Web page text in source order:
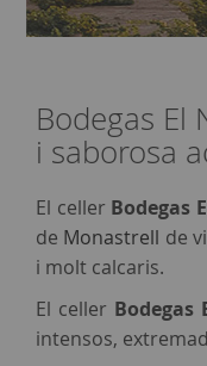
Bodegas El
i saborosa
El celler Bodegas
de Monastrell de
i molt calcaris.
El celler Bodegas
intensos,